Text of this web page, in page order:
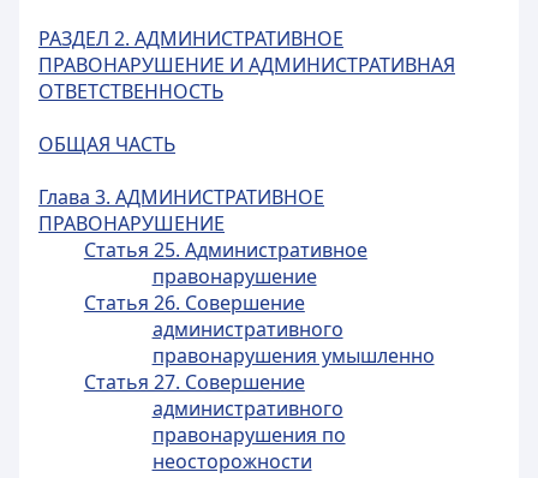
РАЗДЕЛ 2. АДМИНИСТРАТИВНОЕ
ПРАВОНАРУШЕНИЕ И АДМИНИСТРАТИВНАЯ
ОТВЕТСТВЕННОСТЬ
ОБЩАЯ ЧАСТЬ
Глава 3. АДМИНИСТРАТИВНОЕ
ПРАВОНАРУШЕНИЕ
Статья 25. Административное
правонарушение
Статья 26. Совершение
административного
правонарушения умышленно
Статья 27. Совершение
административного
правонарушения по
неосторожности